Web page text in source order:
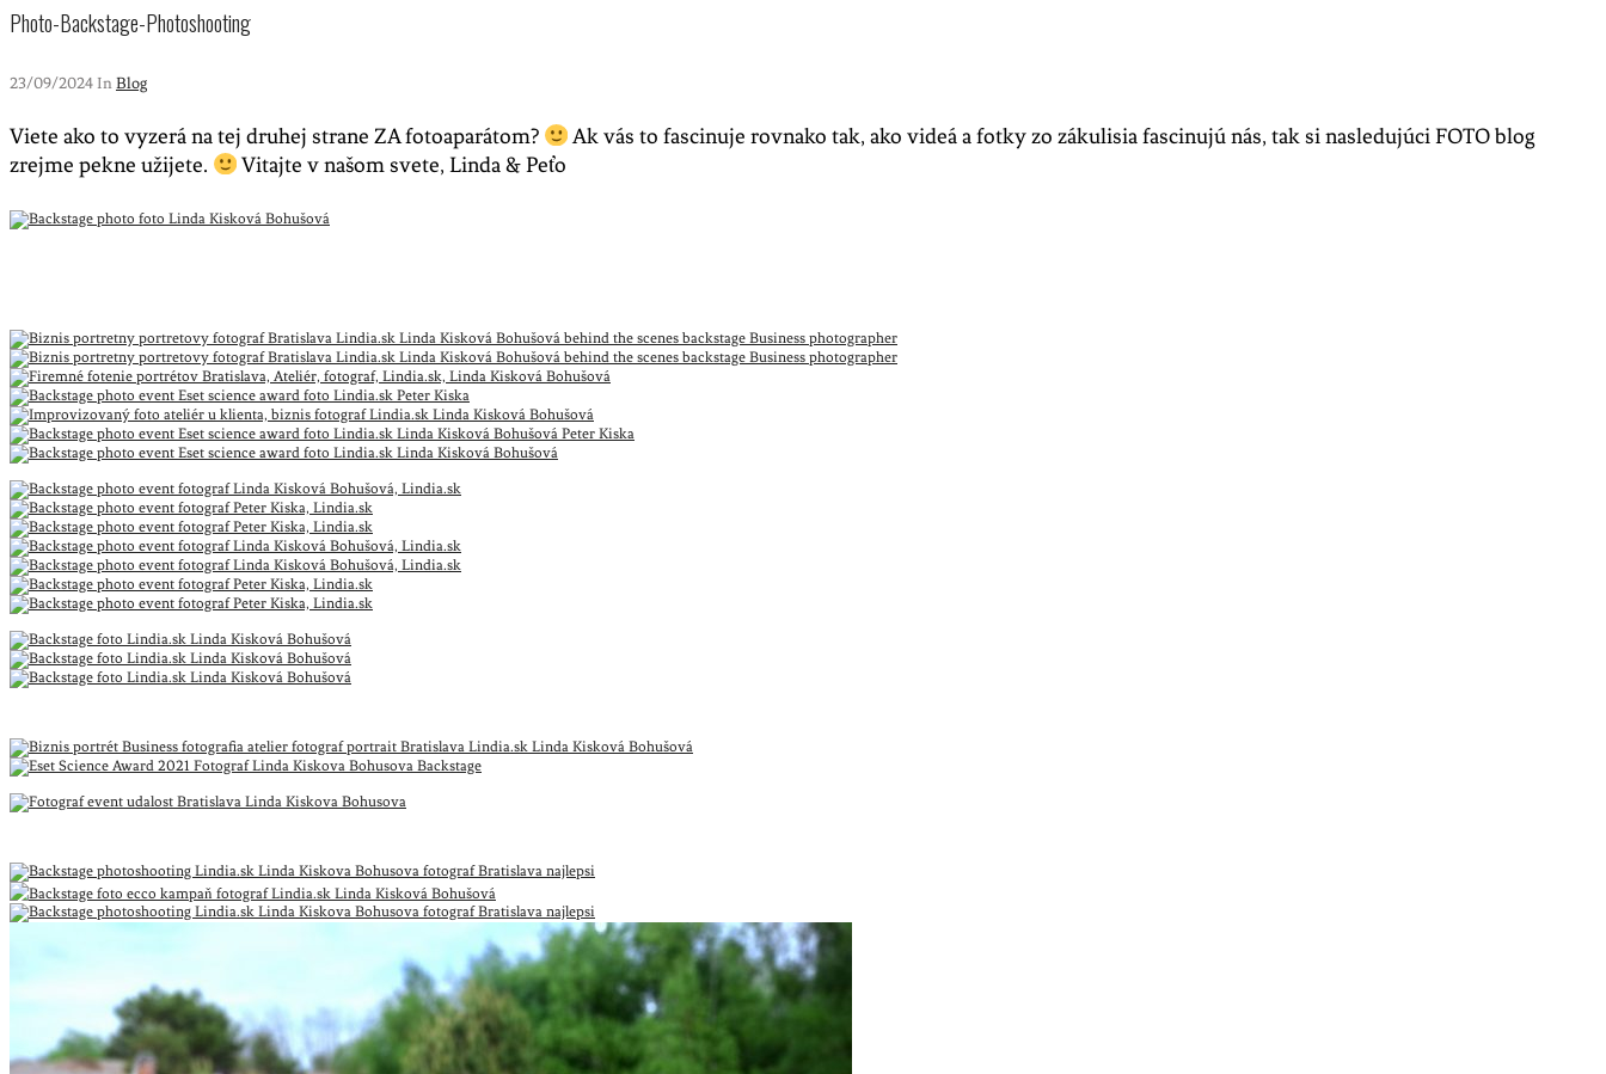
Photo-Backstage-Photoshooting
23/09/2024 In Blog
Viete ako to vyzerá na tej druhej strane ZA fotoaparátom?
Ak vás to fascinuje rovnako tak, ako videá a fotky zo zákulisia fascinujú nás, tak si nasledujúci FOTO blog
zrejme pekne užijete.
Vitajte v našom svete, Linda & Peťo